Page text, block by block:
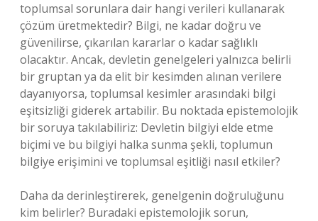
toplumsal sorunlara dair hangi verileri kullanarak
çözüm üretmektedir? Bilgi, ne kadar doğru ve
güvenilirse, çıkarılan kararlar o kadar sağlıklı
olacaktır. Ancak, devletin genelgeleri yalnızca belirli
bir gruptan ya da elit bir kesimden alınan verilere
dayanıyorsa, toplumsal kesimler arasındaki bilgi
eşitsizliği giderek artabilir. Bu noktada epistemolojik
bir soruya takılabiliriz: Devletin bilgiyi elde etme
biçimi ve bu bilgiyi halka sunma şekli, toplumun
bilgiye erişimini ve toplumsal eşitliği nasıl etkiler?
Daha da derinleştirerek, genelgenin doğruluğunu
kim belirler? Buradaki epistemolojik sorun,